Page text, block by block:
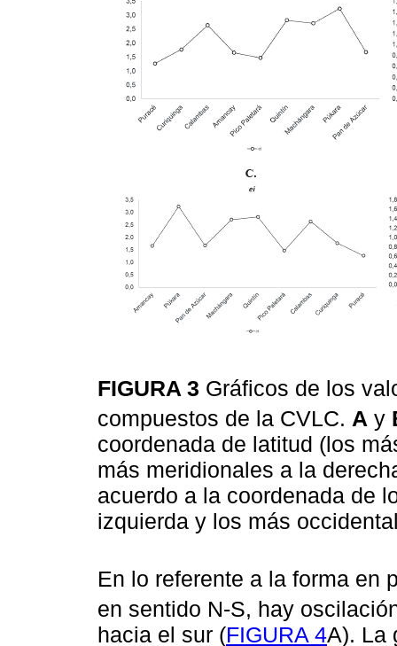
FIGURA 3 Gráficos de los
compuestos de la CVLC. A y
coordenada de latitud (los
más meridionales a la
acuerdo a la coordenada de
izquierda y los más
En lo referente a la forma en
en sentido N-S, hay
hacia el sur (FIGURA 4A). La